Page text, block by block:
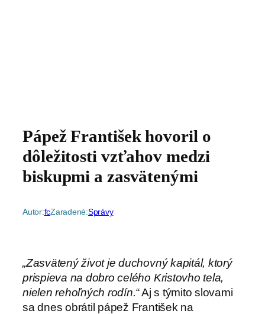
Pápež František hovoril o
dôležitosti vzťahov medzi
biskupmi a zasvätenými
Autor:fcZaradené:Správy
„Zasvätený život je duchovný kapitál, ktorý
prispieva na dobro celého Kristovho tela,
nielen rehoľných rodín.“Aj s týmito slovami
sa dnes obrátil pápež František na